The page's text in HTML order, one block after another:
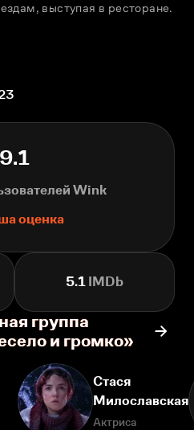
выступая в ресторане.
9.1
Wink
оценка
5.1 IMDb
группа
и громко»
Стася
Милославская
Актриса